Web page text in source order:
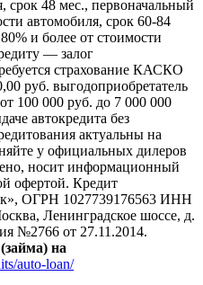
срок 48 мес., первоначальный
автомобиля, срок 60-84
и более от стоимости
— залог
страхование КАСКО
руб. выгодоприобретатель
100 000 руб. до 7 000 000
автокредита без
актуальны на
у официальных дилеров
носит информационный
офертой. Кредит
ОГРН 1027739176563 ИНН
Ленинградское шоссе, д.
№2766 от 27.11.2014.
на
auto-loan/